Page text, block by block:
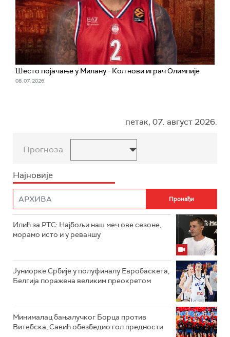
Шесто појачање у Милану - Кол нови играч Олимпије
08. 07. 2026.
петак, 07. август 2026.
Прогноза
Најновије
Илић за РТС: Најбољи наш меч ове сезоне,
морамо исто и у реваншу
Јуниорке Србије у полуфиналу Евробаскета,
Белгија поражена великим преокретом
Минималац бањалучког Борца против
Витебска, Савић обезбедио гол предности